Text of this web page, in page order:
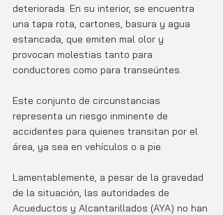
deteriorada. En su interior, se encuentra
una tapa rota, cartones, basura y agua
estancada, que emiten mal olor y
provocan molestias tanto para
conductores como para transeúntes.
Este conjunto de circunstancias
representa un riesgo inminente de
accidentes para quienes transitan por el
área, ya sea en vehículos o a pie.
Lamentablemente, a pesar de la gravedad
de la situación, las autoridades de
Acueductos y Alcantarillados (AYA) no han